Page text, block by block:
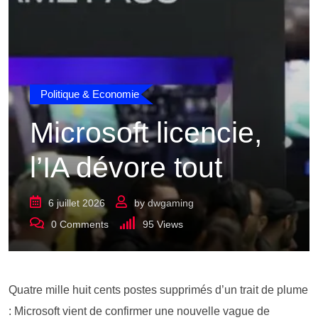
Politique & Economie
Microsoft licencie,
l’IA dévore tout
6 juillet 2026 by dwgaming
0 Comments 95 Views
Quatre mille huit cents postes supprimés d’un trait de plume
: Microsoft vient de confirmer une nouvelle vague de